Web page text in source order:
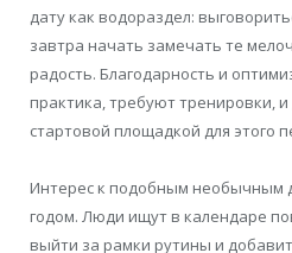
дату как водораздел:
завтра начать замечать те
радость. Благодарность и
практика, требуют тренировки,
стартовой площадкой для этого
Интерес к подобным необычным
годом. Люди ищут в календаре
выйти за рамки рутины и